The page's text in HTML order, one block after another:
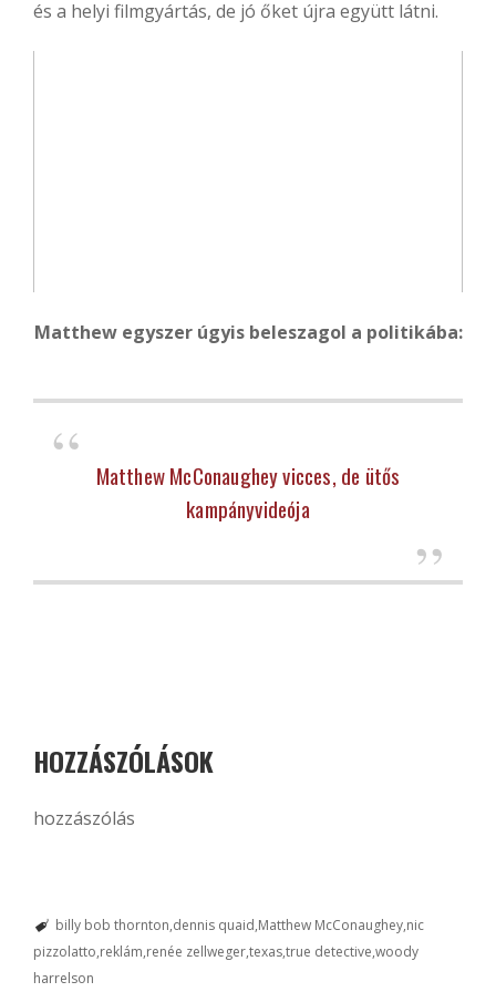
és a helyi filmgyártás, de jó őket újra együtt látni.
Matthew egyszer úgyis beleszagol a politikába:
Matthew McConaughey vicces, de ütős
kampányvideója
HOZZÁSZÓLÁSOK
hozzászólás
billy bob thornton dennis quaid Matthew McConaughey nic
pizzolatto reklám renée zellwegertexastrue detective woody
harrelson